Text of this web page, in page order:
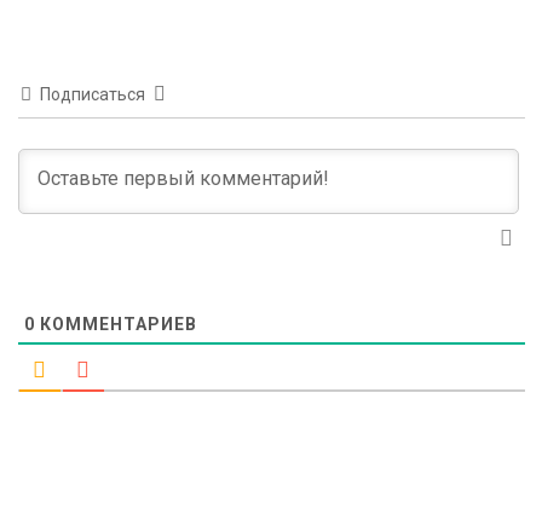
Подписаться
0 КОММЕНТАРИЕВ